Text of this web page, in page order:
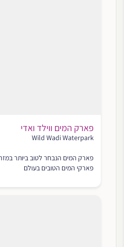
פארק המים ווילד ואדי
Wild Wadi Waterpark
פארקי המים הטובים בעולם